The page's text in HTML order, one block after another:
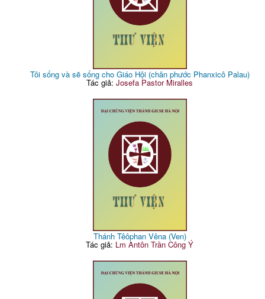
Tôi sống và sẽ sống cho Giáo Hội (chân phước Phanxicô Palau)
Tác giả:Josefa Pastor Miralles
Thánh Têôphan Vêna (Ven)
Tác giả: Lm Antôn Trần Công Ý